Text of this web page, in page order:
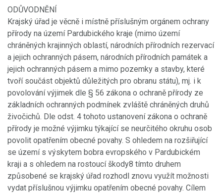
ODŮVODNĚNÍ
Krajský úřad je věcně i místně příslušným orgánem ochrany
přírody na území Pardubického kraje (mimo území
chráněných krajinných oblastí, národních přírodních rezervací
a jejich ochranných pásem, národních přírodních památek a
jejich ochranných pásem a mimo pozemky a stavby, které
tvoří součást objektů důležitých pro obranu státu), mj. i k
povolování výjimek dle § 56 zákona o ochraně přírody ze
základních ochranných podmínek zvláště chráněných druhů
živočichů. Dle odst. 4 tohoto ustanovení zákona o ochraně
přírody je možné výjimku týkající se neurčitého okruhu osob
povolit opatřením obecné povahy. S ohledem na rozšiřující
se území s výskytem bobra evropského v Pardubickém
kraji a s ohledem na rostoucí škody8 tímto druhem
způsobené se krajský úřad rozhodl znovu využít možnosti
vydat příslušnou výjimku opatřením obecné povahy. Cílem